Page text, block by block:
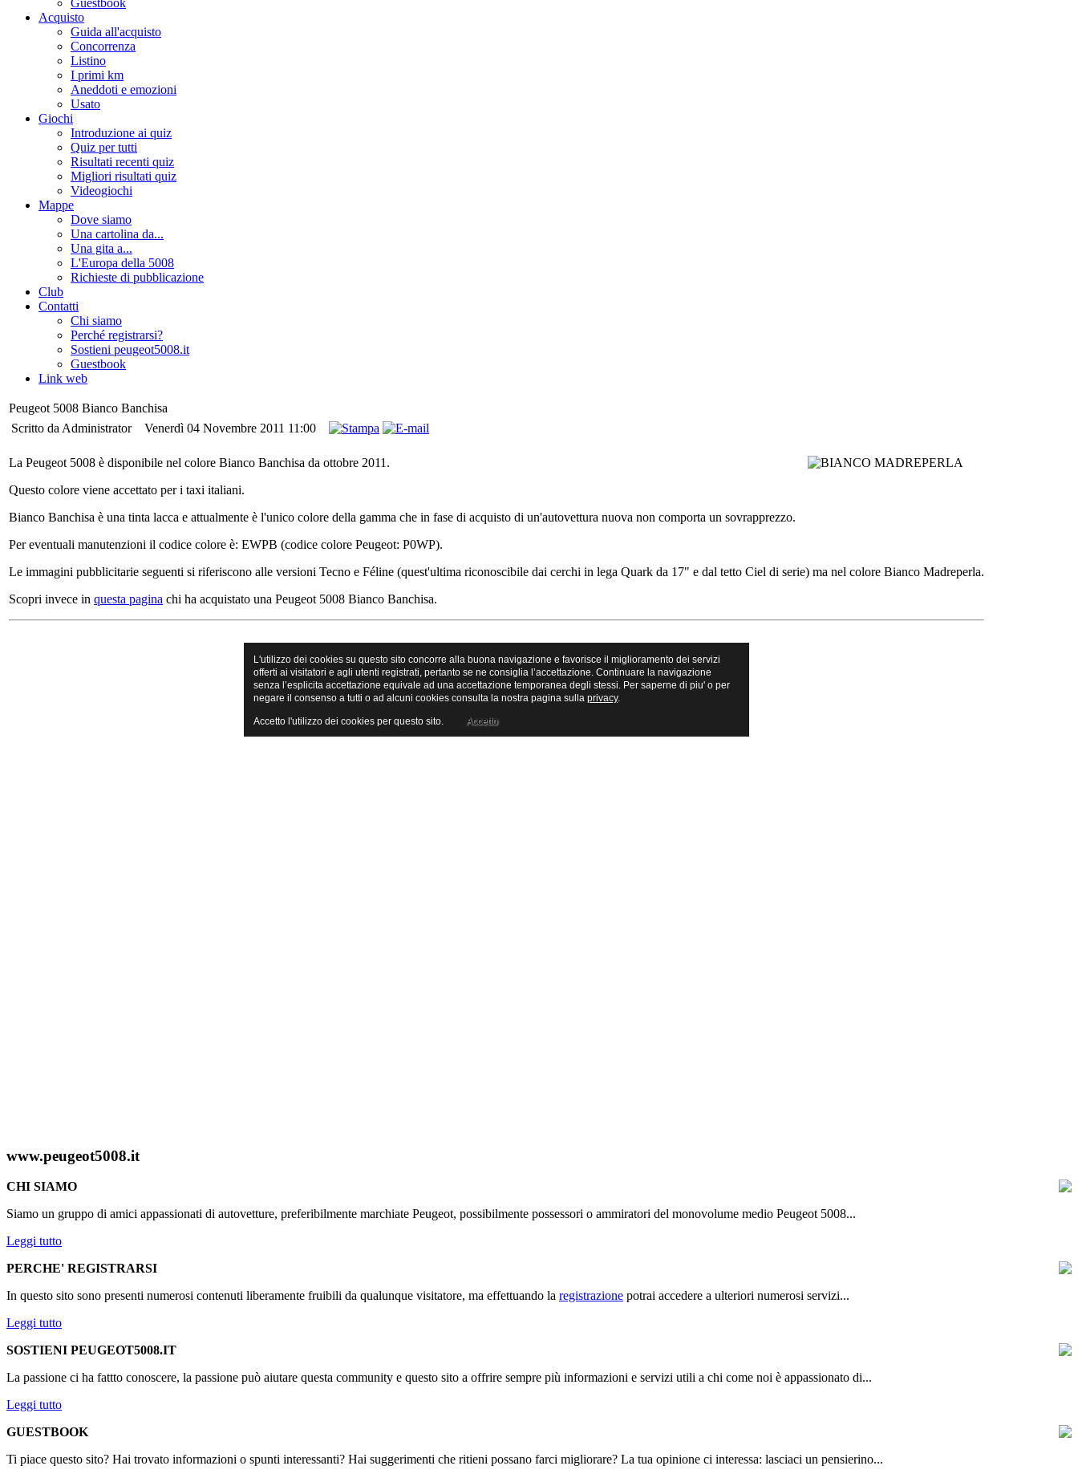
Guestbook
Acquisto
Guida all'acquisto
Concorrenza
Listino
I primi km
Aneddoti e emozioni
Usato
Giochi
Introduzione ai quiz
Quiz per tutti
Risultati recenti quiz
Migliori risultati quiz
Videogiochi
Mappe
Dove siamo
Una cartolina da...
Una gita a...
L'Europa della 5008
Richieste di pubblicazione
Club
Contatti
Chi siamo
Perché registrarsi?
Sostieni peugeot5008.it
Guestbook
Link web
Peugeot 5008 Bianco Banchisa
Scritto da Administrator
Venerdì 04 Novembre 2011 11:00
La Peugeot 5008 è disponibile nel colore Bianco Banchisa da ottobre 2011.
Questo colore viene accettato per i taxi italiani.
Bianco Banchisa è una tinta lacca e attualmente è l'unico colore della gamma che in fase di acquisto di un'autovettura nuova non comporta un sovrapprezzo.
Per eventuali manutenzioni il codice colore è: EWPB (codice colore Peugeot: P0WP).
Le immagini pubblicitarie seguenti si riferiscono alle versioni Tecno e Féline (quest'ultima riconoscibile dai cerchi in lega Quark da 17" e dal tetto Ciel di serie) ma nel colore Bianco Madreperla.
Scopri invece in questa pagina chi ha acquistato una Peugeot 5008 Bianco Banchisa.
www.peugeot5008.it
CHI SIAMO
Siamo un gruppo di amici appassionati di autovetture, preferibilmente marchiate Peugeot, possibilmente possessori o ammiratori del monovolume medio Peugeot 5008...
Leggi tutto
PERCHE' REGISTRARSI
In questo sito sono presenti numerosi contenuti liberamente fruibili da qualunque visitatore, ma effettuando la registrazione potrai accedere a ulteriori numerosi servizi...
Leggi tutto
SOSTIENI PEUGEOT5008.IT
La passione ci ha fattto conoscere, la passione può aiutare questa community e questo sito a offrire sempre più informazioni e servizi utili a chi come noi è appassionato di...
Leggi tutto
GUESTBOOK
Ti piace questo sito? Hai trovato informazioni o spunti interessanti? Hai suggerimenti che ritieni possano farci migliorare? La tua opinione ci interessa: lasciaci un pensierino...